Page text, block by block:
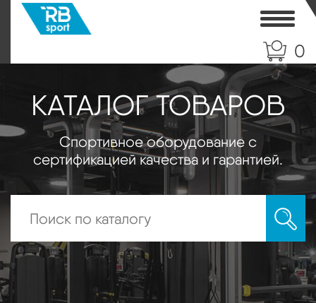
0
КАТАЛОГ ТОВАРОВ
Спортивное оборудование с
сертификацией качества и гарантией.